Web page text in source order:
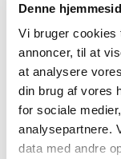
Denne
Vi bruger cookies
annoncer, til at
at analysere
din brug af vores
for sociale
analysepartnere.
data med andre
E-mail*
Websted